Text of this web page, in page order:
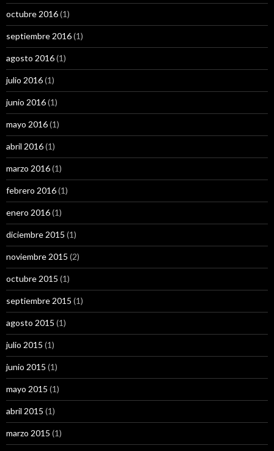
octubre 2016(1)
septiembre 2016(1)
agosto 2016(1)
julio 2016(1)
junio 2016(1)
mayo 2016(1)
abril 2016(1)
marzo 2016(1)
febrero 2016(1)
enero 2016(1)
diciembre 2015 (1)
noviembre 2015 (2)
octubre 2015 (1)
septiembre 2015 (1)
agosto 2015 (1)
julio 2015 (1)
junio 2015 (1)
mayo 2015 (1)
abril 2015 (1)
marzo 2015 (1)